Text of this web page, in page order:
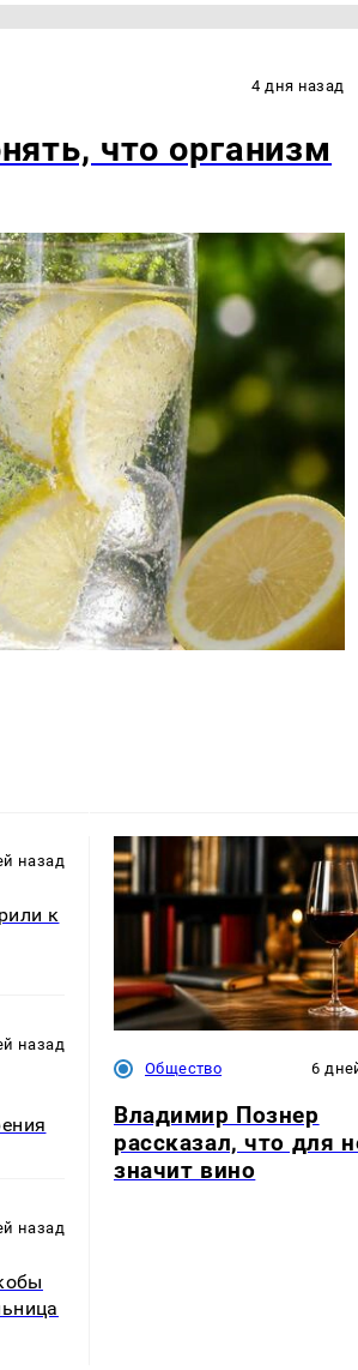
4 дня назад
что организм
назад
к
назад
назад
Общество 6
Владимир Познер
рассказал, что для
значит вино